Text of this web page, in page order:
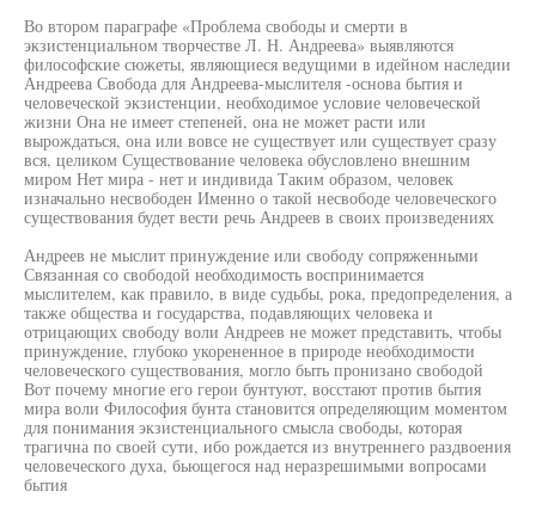
Во втором параграфе «Проблема свободы и смерти в
экзистенциальном творчестве Л. Н. Андреева» выявляются
философские сюжеты, являющиеся ведущими в идейном наследии
Андреева Свобода для Андреева-мыслителя -основа бытия и
человеческой экзистенции, необходимое условие человеческой
жизни Она не имеет степеней, она не может расти или
вырождаться, она или вовсе не существует или существует сразу
вся, целиком Существование человека обусловлено внешним
миром Нет мира - нет и индивида Таким образом, человек
изначально несвободен Именно о такой несвободе человеческого
существования будет вести речь Андреев в своих произведениях
Андреев не мыслит принуждение или свободу сопряженными
Связанная со свободой необходимость воспринимается
мыслителем, как правило, в виде судьбы, рока, предопределения, а
также общества и государства, подавляющих человека и
отрицающих свободу воли Андреев не может представить, чтобы
принуждение, глубоко укорененное в природе необходимости
человеческого существования, могло быть пронизано свободой
Вот почему многие его герои бунтуют, восстают против бытия
мира воли Философия бунта становится определяющим моментом
для понимания экзистенциального смысла свободы, которая
трагична по своей сути, ибо рождается из внутреннего раздвоения
человеческого духа, бьющегося над неразрешимыми вопросами
бытия